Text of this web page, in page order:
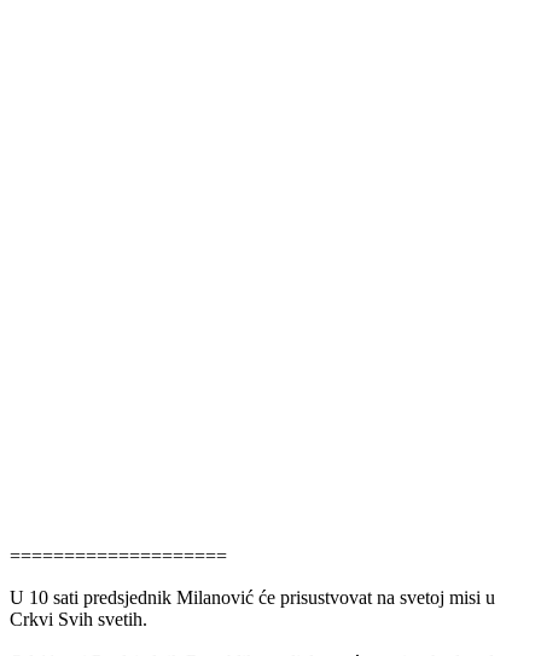
====================
U 10 sati predsjednik Milanović će prisustvovat na svetoj misi u
Crkvi Svih svetih.